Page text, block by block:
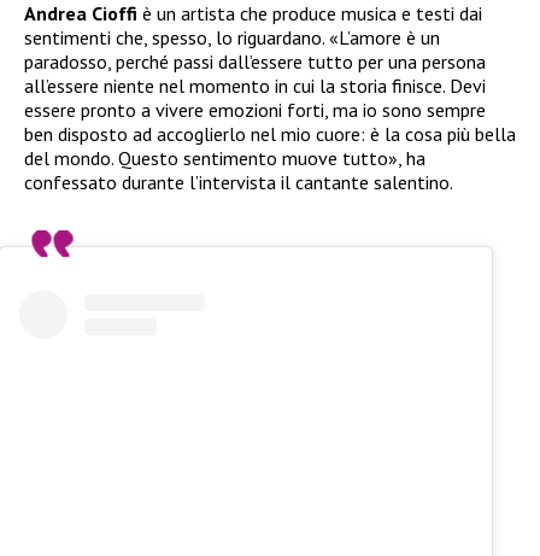
Andrea Cioffi è un artista che produce musica e testi dai
sentimenti che, spesso, lo riguardano. «L’amore è un
paradosso, perché passi dall’essere tutto per una persona
all’essere niente nel momento in cui la storia finisce. Devi
essere pronto a vivere emozioni forti, ma io sono sempre
ben disposto ad accoglierlo nel mio cuore: è la cosa più bella
del mondo. Questo sentimento muove tutto», ha
confessato durante l’intervista il cantante salentino.